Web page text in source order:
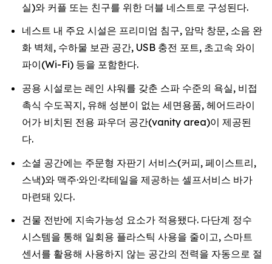
실)와 커플 또는 친구를 위한 더블 네스트로 구성된다.
네스트 내 주요 시설은 프리미엄 침구, 암막 창문, 소음 완
화 벽체, 수하물 보관 공간, USB 충전 포트, 초고속 와이
파이(Wi-Fi) 등을 포함한다.
공용 시설로는 레인 샤워를 갖춘 스파 수준의 욕실, 비접
촉식 수도꼭지, 유해 성분이 없는 세면용품, 헤어드라이
어가 비치된 전용 파우더 공간(vanity area)이 제공된
다.
소셜 공간에는 주문형 자판기 서비스(커피, 페이스트리,
스낵)와 맥주·와인·칵테일을 제공하는 셀프서비스 바가
마련돼 있다.
건물 전반에 지속가능성 요소가 적용됐다. 다단계 정수
시스템을 통해 일회용 플라스틱 사용을 줄이고, 스마트
센서를 활용해 사용하지 않는 공간의 전력을 자동으로 절